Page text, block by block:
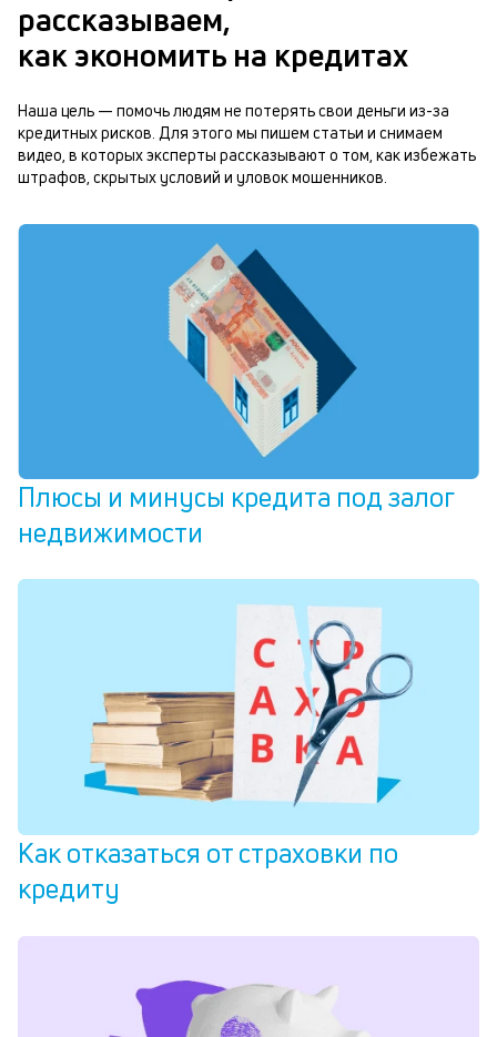
рассказываем,
как экономить на кредитах
Наша цель — помочь людям не потерять свои деньги из-за
кредитных рисков. Для этого мы пишем статьи и снимаем
видео, в которых эксперты рассказывают о том, как избежать
штрафов, скрытых условий и уловок мошенников.
Плюсы и минусы кредита под залог
недвижимости
Как отказаться от страховки по
кредиту